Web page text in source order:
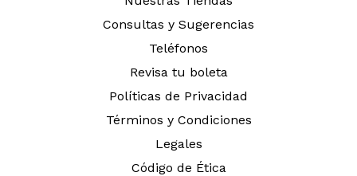
Consultas y Sugerencias
Teléfonos
Revisa tu boleta
Políticas de Privacidad
Términos y Condiciones
Legales
Código de Ética